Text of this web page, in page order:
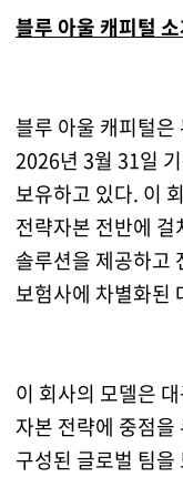
블루 아울 캐피털
블루 아울 캐피털
2026년 3월 31일
보유하고 있다. 이
전략자본 전반에
솔루션을 제공하고
보험사에 차별화된
이 회사의 모델은
자본 전략에 중점
구성된 글로벌 팀